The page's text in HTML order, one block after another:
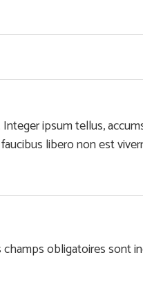
ipsum tellus,
libero non est
champs obligatoires sont